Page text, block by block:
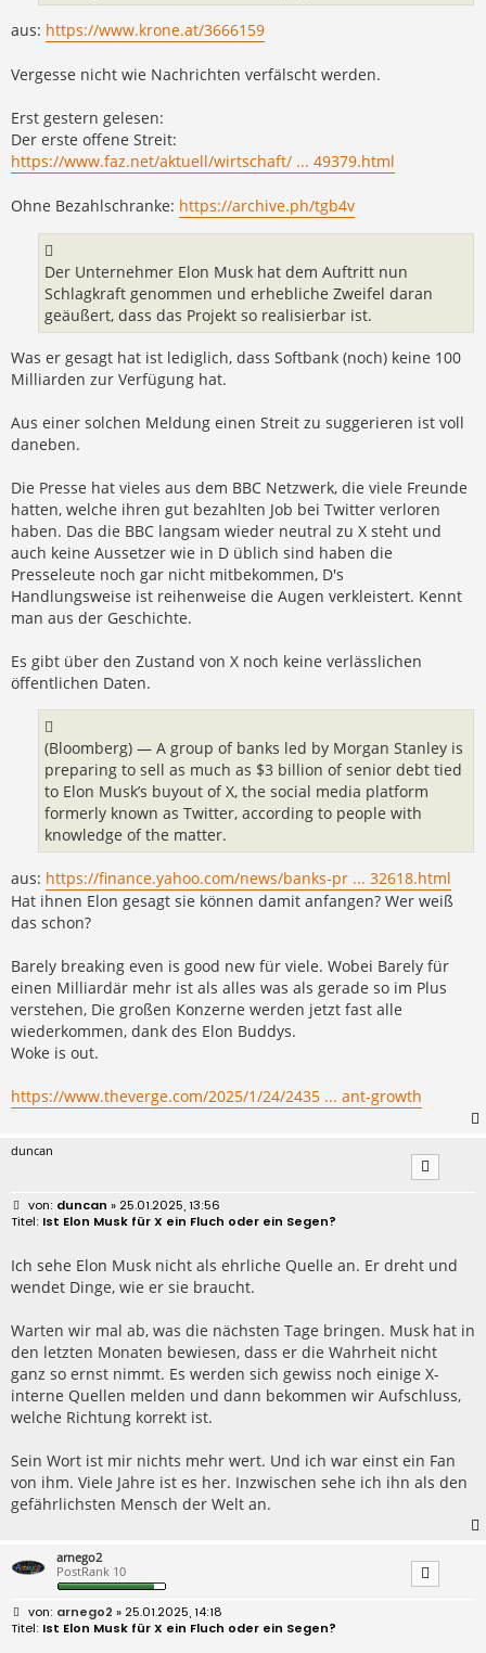
aus: https://www.krone.at/3666159
Vergesse nicht wie Nachrichten verfälscht werden.
Erst gestern gelesen:
Der erste offene Streit:
https://www.faz.net/aktuell/wirtschaft/ ... 49379.html
Ohne Bezahlschranke: https://archive.ph/tgb4v
Der Unternehmer Elon Musk hat dem Auftritt nun
Schlagkraft genommen und erhebliche Zweifel daran
geäußert, dass das Projekt so realisierbar ist.
Was er gesagt hat ist lediglich, dass Softbank (noch) keine 100
Milliarden zur Verfügung hat.
Aus einer solchen Meldung einen Streit zu suggerieren ist voll
daneben.
Die Presse hat vieles aus dem BBC Netzwerk, die viele Freunde
hatten, welche ihren gut bezahlten Job bei Twitter verloren
haben. Das die BBC langsam wieder neutral zu X steht und
auch keine Aussetzer wie in D üblich sind haben die
Presseleute noch gar nicht mitbekommen, D's
Handlungsweise ist reihenweise die Augen verkleistert. Kennt
man aus der Geschichte.
Es gibt über den Zustand von X noch keine verlässlichen
öffentlichen Daten.
(Bloomberg) — A group of banks led by Morgan Stanley is
preparing to sell as much as $3 billion of senior debt tied
to Elon Musk’s buyout of X, the social media platform
formerly known as Twitter, according to people with
knowledge of the matter.
aus: https://finance.yahoo.com/news/banks-pr ... 32618.html
Hat ihnen Elon gesagt sie können damit anfangen? Wer weiß
das schon?
Barely breaking even is good new für viele. Wobei Barely für
einen Milliardär mehr ist als alles was als gerade so im Plus
verstehen, Die großen Konzerne werden jetzt fast alle
wiederkommen, dank des Elon Buddys.
Woke is out.
https://www.theverge.com/2025/1/24/2435 ... ant-growth
duncan
B
e
i
r
a
g
duncan » 25.01.2025, 13:56
Ist Elon Musk für X ein Fluch oder ein Segen?
Ich sehe Elon Musk nicht als ehrliche Quelle an. Er dreht und
wendet Dinge, wie er sie braucht.
Warten wir mal ab, was die nächsten Tage bringen. Musk hat in
den letzten Monaten bewiesen, dass er die Wahrheit nicht
ganz so ernst nimmt. Es werden sich gewiss noch einige X-
interne Quellen melden und dann bekommen wir Aufschluss,
welche Richtung korrekt ist.
Sein Wort ist mir nichts mehr wert. Und ich war einst ein Fan
von ihm. Viele Jahre ist es her. Inzwischen sehe ich ihn als den
gefährlichsten Mensch der Welt an.
arnego2
PostRank 10
B
e
arnego2 » 25.01.2025, 14:18
Ist Elon Musk für X ein Fluch oder ein Segen?